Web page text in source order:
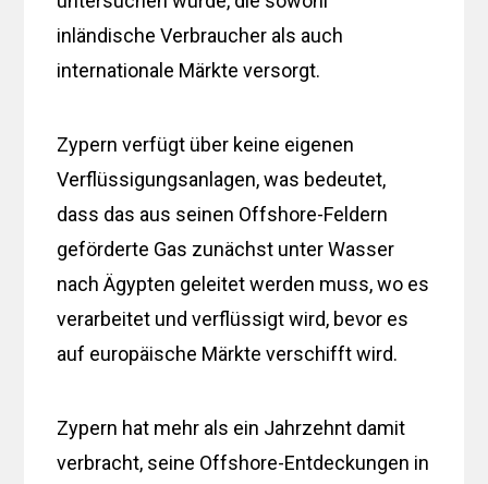
inländische Verbraucher als auch
internationale Märkte versorgt.
Zypern verfügt über keine eigenen
Verflüssigungsanlagen, was bedeutet,
dass das aus seinen Offshore-Feldern
geförderte Gas zunächst unter Wasser
nach Ägypten geleitet werden muss, wo es
verarbeitet und verflüssigt wird, bevor es
auf europäische Märkte verschifft wird.
Zypern hat mehr als ein Jahrzehnt damit
verbracht, seine Offshore-Entdeckungen in